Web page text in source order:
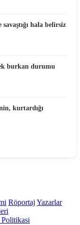
hala belirsiz
burkan durumu
kurtardığı
Röportaj Yazarlar
Politikasi